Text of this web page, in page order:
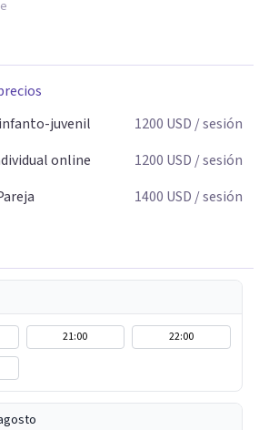
juvenil
1200 USD / sesión
online
1200 USD / sesión
1400 USD / sesión
21:00
22:00